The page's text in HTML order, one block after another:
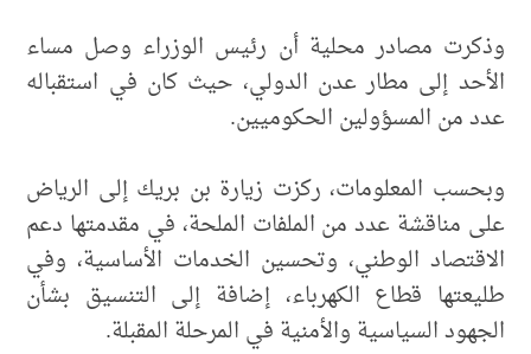
وذكرت مصادر محلية أن رئيس الوزراء وصل مساء
الأحد إلى مطار عدن الدولي، حيث كان في استقباله
عدد من المسؤولين الحكوميين.
وبحسب المعلومات، ركزت زيارة بن بريك إلى الرياض
على مناقشة عدد من الملفات الملحة، في مقدمتها دعم
الاقتصاد الوطني، وتحسين الخدمات الأساسية، وفي
طليعتها قطاع الكهرباء، إضافة إلى التنسيق بشأن
الجهود السياسية والأمنية في المرحلة المقبلة.